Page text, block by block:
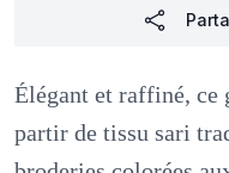
Élégant et raffiné, ce
partir de tissu sari